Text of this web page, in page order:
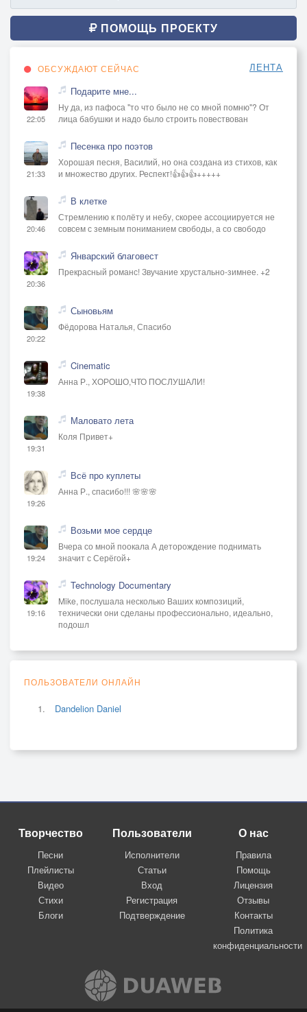
Припев
Чувства...
Себя вы берегите...
О эти чувства,
Ах эти чувства...
С любовью проживите...
Счастливо живите...
ПОМОЩЬ ПРОЕКТУ
ОБСУЖДАЮТ СЕЙЧАС ЛЕНТА
22:05
Подарите мне...
Ну да, из пафоса "то что было не со мной помню"? От
лица бабушки и надо было строить повествован
21:33
Песенка про поэтов
Хорошая песня, Василий, но она создана из стихов, как
и множество других. Респект!👍👍👍+++++
20:46
В клетке
Стремлению к полёту и небу, скорее ассоциируется не
совсем с земным пониманием свободы, а со свободо
20:36
Январский благовест
Прекрасный романс! Звучание хрустально-зимнее. +2
20:22
Сыновьям
Фёдорова Наталья, Спасибо
19:38
Cinematic
Анна Р., ХОРОШО,ЧТО ПОСЛУШАЛИ!
19:31
Маловато лета
Коля Привет+
19:26
Всё про куплеты
Анна Р., спасибо!!! 🌸🌸🌸
19:24
Возьми мое сердце
Вчера со мной поокала А деторождение поднимать
значит с Серёгой+
19:16
Technology Documentary
Mike, послушала несколько Ваших композиций,
технически они сделаны профессионально, идеально,
подошл
ПОЛЬЗОВАТЕЛИ ОНЛАЙН
Dandelion Daniel
Творчество
Песни
Плейлисты
Видео
Стихи
Блоги
Пользователи
Исполнители
Статьи
Вход
Регистрация
Подтверждение
О нас
Правила
Помощь
Лицензия
Отзывы
Контакты
Политика
конфиденциальности